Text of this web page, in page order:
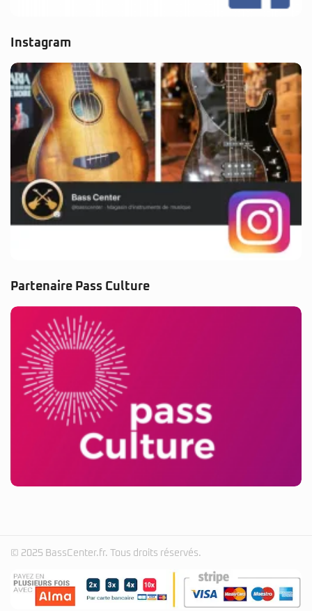
Instagram
Partenaire Pass Culture
© 2025 BassCenter.fr. Tous droits réservés.